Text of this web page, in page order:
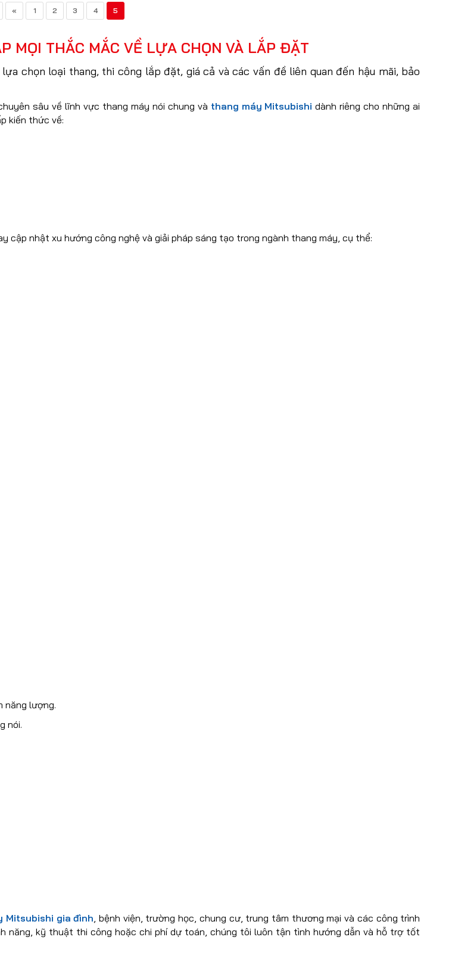
« 1 2 3 4 5
MỌI THẮC MẮC VỀ LỰA CHỌN VÀ LẮP ĐẶT
chọn loại thang, thi công lắp đặt, giá cả và các vấn đề liên quan đến hậu mãi, bảo
sâu về lĩnh vực thang máy nói chung và thang máy Mitsubishi dành riêng cho những ai
kiến thức về:
cập nhật xu hướng công nghệ và giải pháp sáng tạo trong ngành thang máy, cụ thể:
năng lượng.
nói.
Mitsubishi gia đình , bệnh viện, trường học, chung cư, trung tâm thương mại và các công trình
năng, kỹ thuật thi công hoặc chi phí dự toán, chúng tôi luôn tận tình hướng dẫn và hỗ trợ tốt